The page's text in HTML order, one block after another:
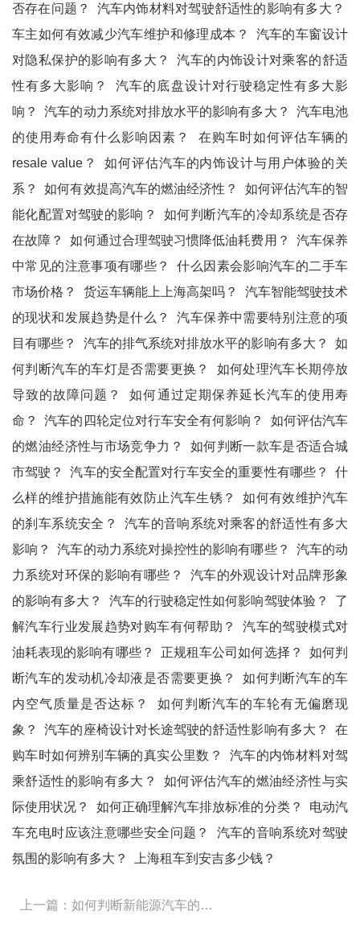
否存在问题？
汽车内饰材料对驾驶舒适性的影响有多大？
车主如何有效减少汽车维护和修理成本？
汽车的车窗设计
对隐私保护的影响有多大？
汽车的内饰设计对乘客的舒适
性有多大影响？
汽车的底盘设计对行驶稳定性有多大影
响？
汽车的动力系统对排放水平的影响有多大？
汽车电池
的使用寿命有什么影响因素？
在购车时如何评估车辆的
resale value？
如何评估汽车的内饰设计与用户体验的关
系？
如何有效提高汽车的燃油经济性？
如何评估汽车的智
能化配置对驾驶的影响？
如何判断汽车的冷却系统是否存
在故障？
如何通过合理驾驶习惯降低油耗费用？
汽车保养
中常见的注意事项有哪些？
什么因素会影响汽车的二手车
市场价格？
货运车辆能上上海高架吗？
汽车智能驾驶技术
的现状和发展趋势是什么？
汽车保养中需要特别注意的项
目有哪些？
汽车的排气系统对排放水平的影响有多大？
如
何判断汽车的车灯是否需要更换？
如何处理汽车长期停放
导致的故障问题？
如何通过定期保养延长汽车的使用寿
命？
汽车的四轮定位对行车安全有何影响？
如何评估汽车
的燃油经济性与市场竞争力？
如何判断一款车是否适合城
市驾驶？
汽车的安全配置对行车安全的重要性有哪些？
什
么样的维护措施能有效防止汽车生锈？
如何有效维护汽车
的刹车系统安全？
汽车的音响系统对乘客的舒适性有多大
影响？
汽车的动力系统对操控性的影响有哪些？
汽车的动
力系统对环保的影响有哪些？
汽车的外观设计对品牌形象
的影响有多大？
汽车的行驶稳定性如何影响驾驶体验？
了
解汽车行业发展趋势对购车有何帮助？
汽车的驾驶模式对
油耗表现的影响有哪些？
正规租车公司如何选择？
如何判
断汽车的发动机冷却液是否需要更换？
如何判断汽车的车
内空气质量是否达标？
如何判断汽车的车轮有无偏磨现
象？
汽车的座椅设计对长途驾驶的舒适性影响有多大？
在
购车时如何辨别车辆的真实公里数？
汽车的内饰材料对驾
乘舒适性的影响有多大？
如何评估汽车的燃油经济性与实
际使用状况？
如何正确理解汽车排放标准的分类？
电动汽
车充电时应该注意哪些安全问题？
汽车的音响系统对驾驶
氛围的影响有多大？
上海租车到安吉多少钱？
上一篇：如何判断新能源汽车的续航能力是否可靠？